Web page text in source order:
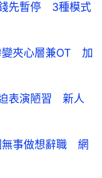
先暫停 3種模式
夾心層兼OT 加
表演陋習 新人
無事做想辭職 網